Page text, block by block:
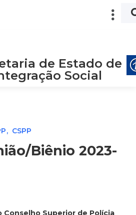
de Estado de
Social
CSPP
Biênio 2023-
Conselho Superior de Polícia